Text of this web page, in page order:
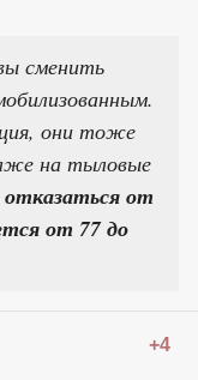
сменить
они тоже
на тыловые
от
от 77 до
+4